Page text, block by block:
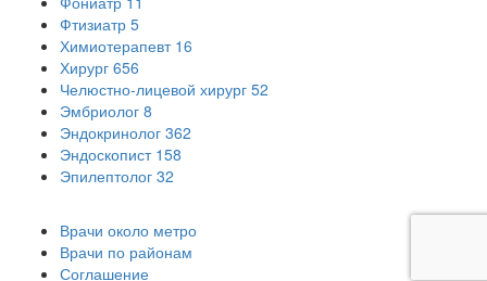
Фтизиатр 5
Химиотерапевт 16
Хирург 656
Челюстно-лицевой хирург 52
Эмбриолог 8
Эндокринолог 362
Эндоскопист 158
Эпилептолог 32
Врачи около метро
Врачи по районам
Соглашение